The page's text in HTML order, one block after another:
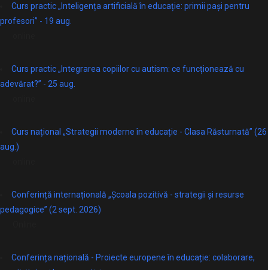
Curs practic „Inteligența artificială în educație: primii pași pentru
profesori” - 19 aug.
Curs practic „Integrarea copiilor cu autism: ce funcționează cu
adevărat?” - 25 aug.
Curs național „Strategii moderne în educație - Clasa Răsturnată” (26
aug.)
Conferință internațională „Școala pozitivă - strategii și resurse
pedagogice” (2 sept. 2026)
Conferința națională - Proiecte europene în educație: colaborare,